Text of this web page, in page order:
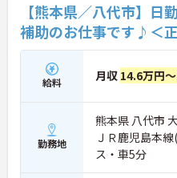
【熊本県／八代市】
補助のお仕事です♪＜
給料 月収 14.6万円
勤務地
熊本県 八代市
ＪＲ鹿児島本
ス・車5分